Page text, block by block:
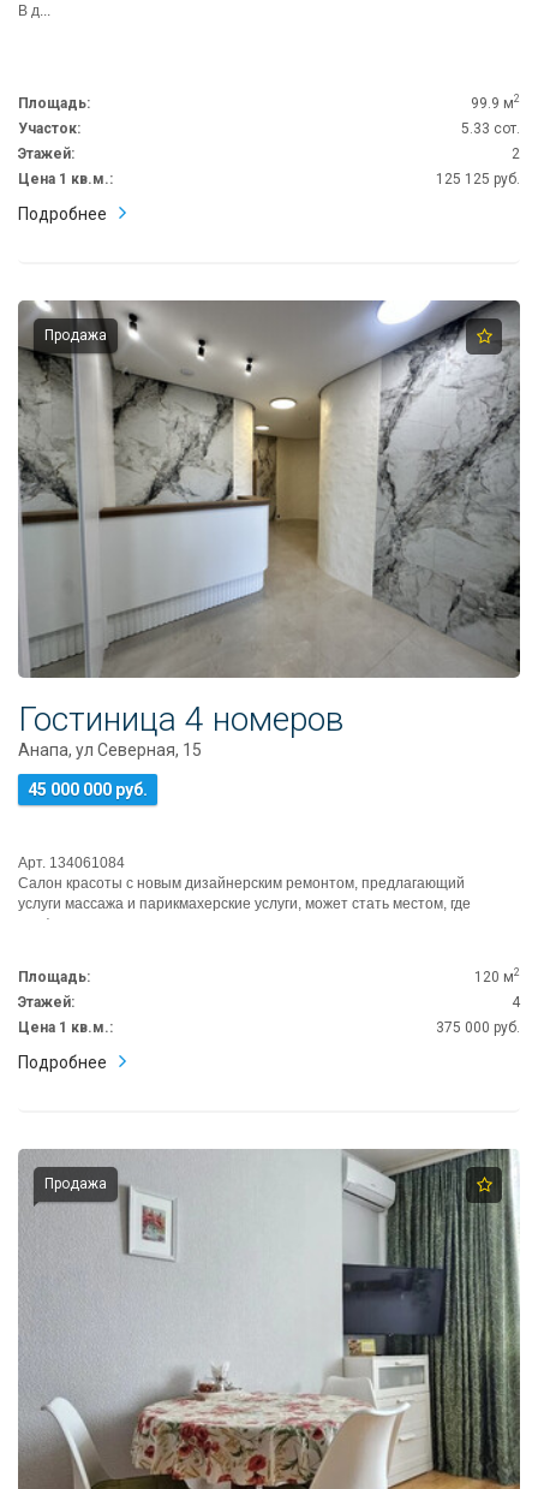
В д...
Площадь: 99.9 м2
Участок:
5.33 сот.
Этажей:
2
Цена 1 кв.м.:
125 125 руб.
Подробнее
Продажа
Гостиница 4 номеров
Анапа, ул Северная, 15
45 000 000 руб.
Арт. 134061084
Салон красоты с новым дизайнерским ремонтом, предлагающий
услуги массажа и парикмахерские услуги, может стать местом, где
комфорт, ...
Площадь: 120 м2
Этажей:
4
Цена 1 кв.м.:
375 000 руб.
Подробнее
Продажа